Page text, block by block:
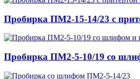
Пробирка ПМ2-15-14/23 с
Пробирка ПМ2-5-10/19 со